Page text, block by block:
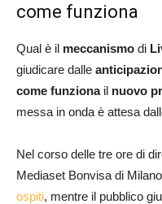
come funziona
Qual è il meccanismo di
giudicare dalle
come funzionail nuovo
messa in onda è attesa
Nel corso delle tre ore di
Mediaset Bonvisa di
ospiti, mentre il pubblico